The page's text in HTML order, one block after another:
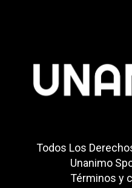
Todos Los
Unanimo
Términos y